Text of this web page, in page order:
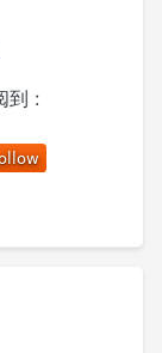
到 :